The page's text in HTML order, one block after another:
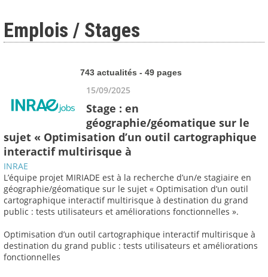
Emplois / Stages
743 actualités - 49 pages
15/09/2025
Stage : en
géographie/géomatique sur le
sujet « Optimisation d’un outil cartographique
interactif multirisque à
INRAE
L’équipe projet MIRIADE est à la recherche d’un/e stagiaire en
géographie/géomatique sur le sujet « Optimisation d’un outil
cartographique interactif multirisque à destination du grand
public : tests utilisateurs et améliorations fonctionnelles ».
Optimisation d’un outil cartographique interactif multirisque à
destination du grand public : tests utilisateurs et améliorations
fonctionnelles